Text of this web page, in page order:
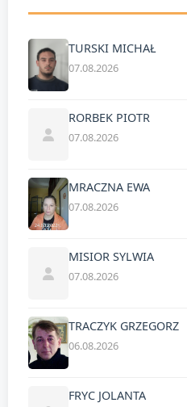
TURSKI MICHAŁ
07.08.2026
RORBEK PIOTR
07.08.2026
MRACZNA EWA
07.08.2026
MISIOR SYLWIA
07.08.2026
TRACZYK GRZEGORZ
06.08.2026
FRYC JOLANTA